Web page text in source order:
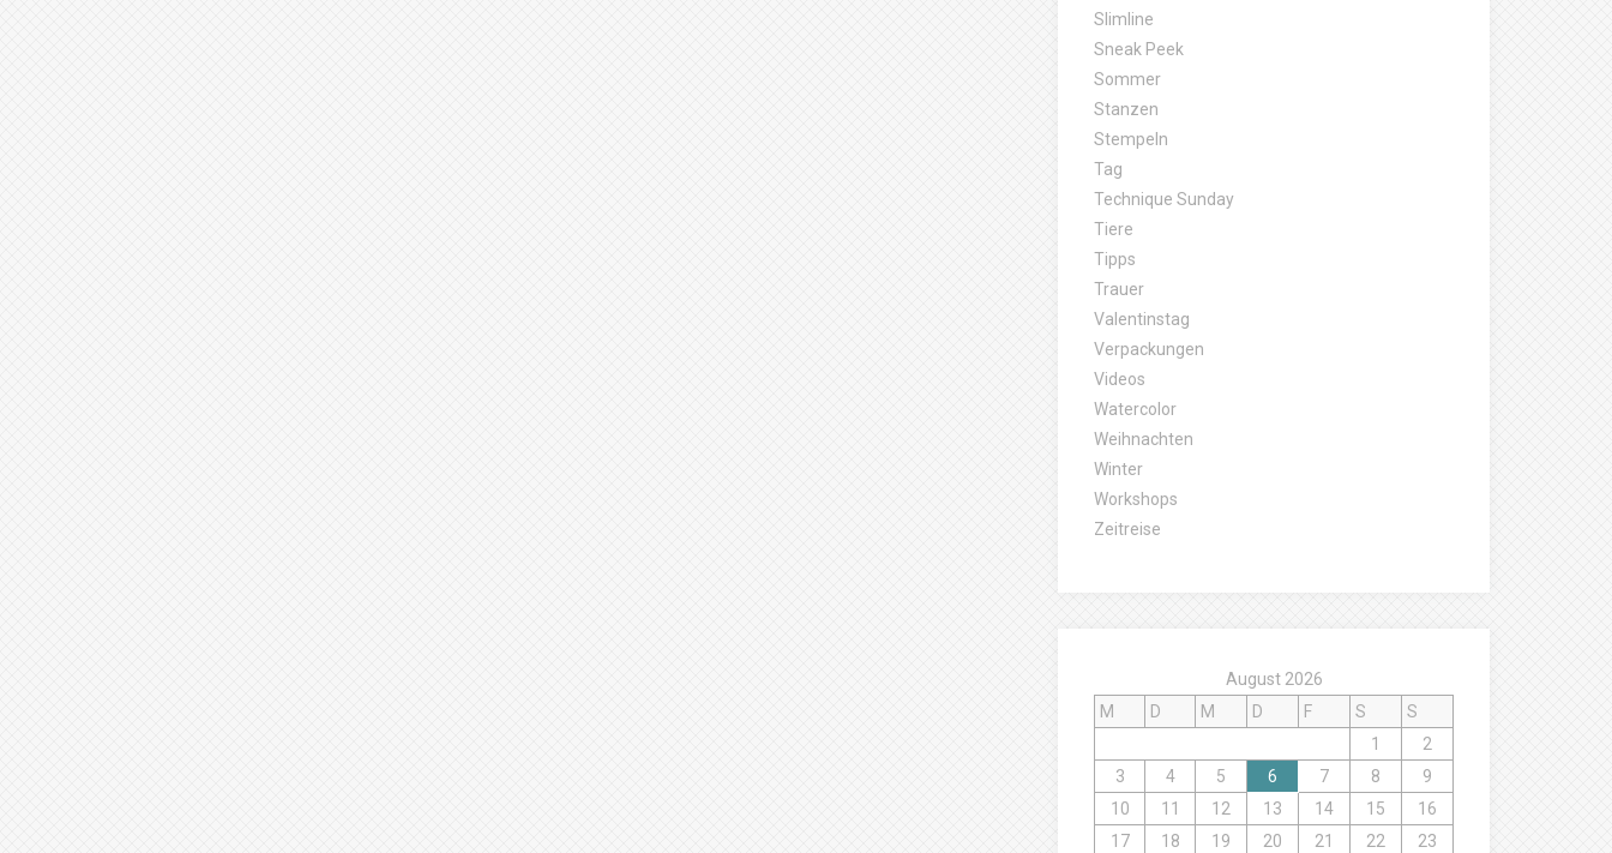
Slimline
Sneak Peek
Sommer
Stanzen
Stempeln
Tag
Technique Sunday
Tiere
Tipps
Trauer
Valentinstag
Verpackungen
Videos
Watercolor
Weihnachten
Winter
Workshops
Zeitreise
August 2026
M
D M D F S
S
1
2
3
4 5 6 7 8
9
10
11 12 13 14 15
16
17
18 19 20 21 22 23